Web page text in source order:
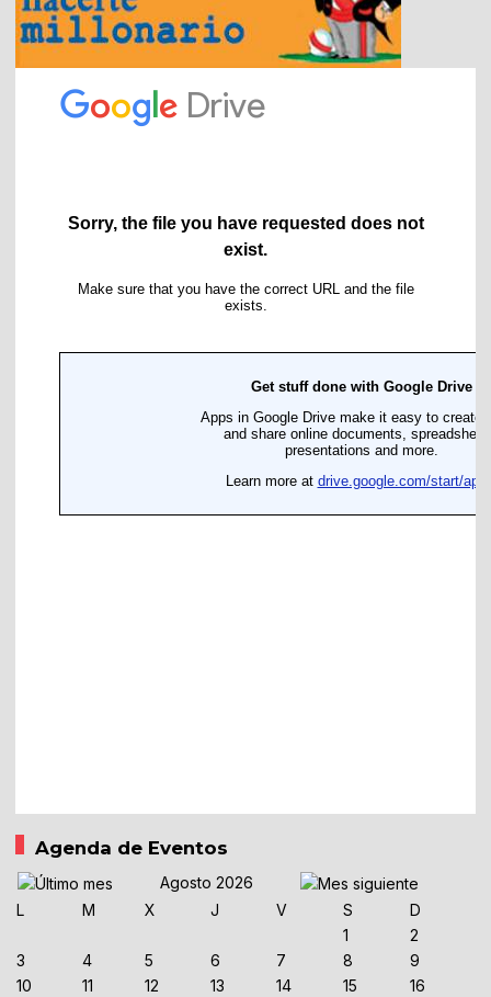
Agenda de Eventos
Agosto 2026
L
M X J V S
D
1
2
3
4 5 6 7 8
9
10
11 12 13 14 15
16